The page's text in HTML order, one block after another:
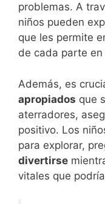
problemas. A
niños pueden
que les permite
de cada parte
Además, es
apropiados que
aterradores,
positivo. Los
para explorar,
divertirse
vitales que